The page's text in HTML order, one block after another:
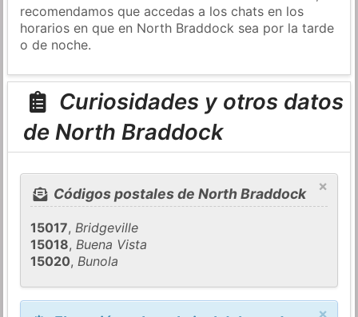
recomendamos que accedas a los chats en los
horarios en que en North Braddock sea por la tarde
o de noche.
Curiosidades y otros datos
de North Braddock
×
Códigos postales de North Braddock
15017,Bridgeville
15018,Buena Vista
15020,Bunola
×